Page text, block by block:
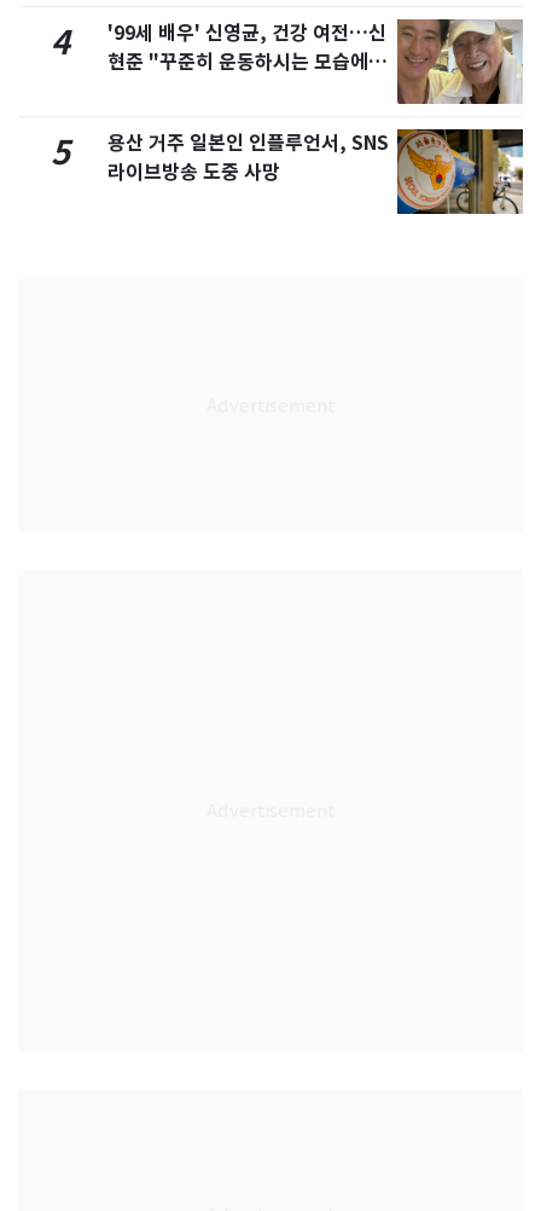
4
'99세 배우' 신영균, 건강 여전…신
현준 "꾸준히 운동하시는 모습에 큰
5
용산 거주 일본인 인플루언서, SNS
라이브방송 도중 사망